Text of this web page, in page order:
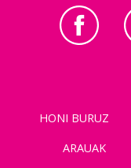
HONI BURUZ
ARAUAK